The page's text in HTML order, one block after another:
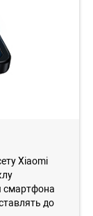
Xiaomi
смартфона
до